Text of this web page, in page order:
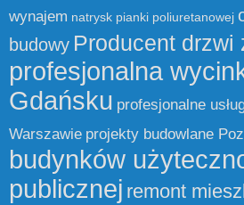
wynajem natrysk pianki poliuretanowej
budowy Producent drzwi
profesjonalna
Gdańsku profesjonalne
Warszawie projekty budowlane
budynków
publicznej remont